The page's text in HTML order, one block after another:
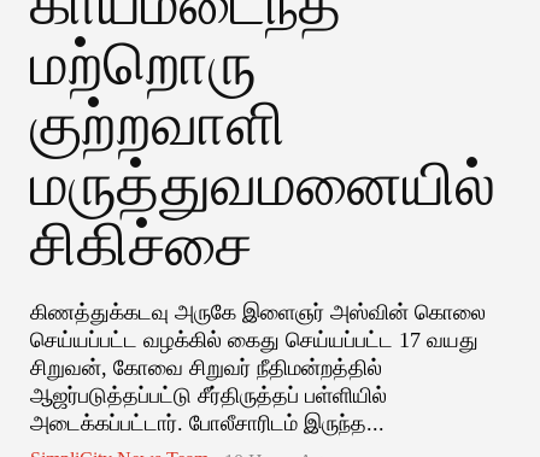
மற்றொரு
குற்றவாளி
மருத்துவமனையில்
சிகிச்சை
கிணத்துக்கடவு அருகே இளைஞர் அஸ்வின் கொலை
செய்யப்பட்ட வழக்கில் கைது செய்யப்பட்ட 17 வயது
சிறுவன், கோவை சிறுவர் நீதிமன்றத்தில்
ஆஜர்படுத்தப்பட்டு சீர்திருத்தப் பள்ளியில்
அடைக்கப்பட்டார். போலீசாரிடம் இருந்த...